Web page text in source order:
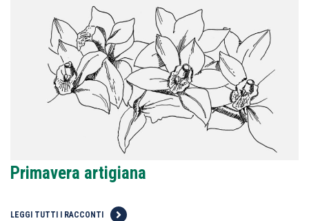
Primavera artigiana
LEGGI TUTTI I RACCONTI